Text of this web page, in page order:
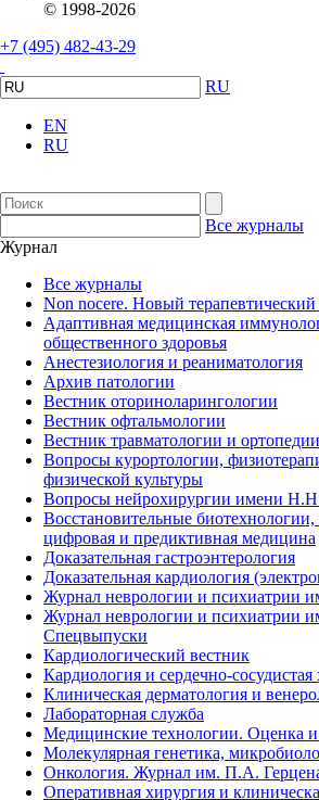
© 1998-2026
+7 (495) 482-43-29
RU
EN
RU
Все журналы
Журнал
Все журналы
Non nocere. Новый
Адаптивная медицинская
общественного здоровья
Анестезиология и реаниматология
Архив патологии
Вестник оториноларингологии
Вестник офтальмологии
Вестник травматологии и
Вопросы курортологии,
физической культуры
Вопросы нейрохирургии имени
Восстановительные биотехнологии,
цифровая и предиктивная медицина
Доказательная гастроэнтерология
Доказательная кардиология
Журнал неврологии и психиатрии
Журнал неврологии и психиатрии
Спецвыпуски
Кардиологический вестник
Кардиология и сердечно-сосудистая
Клиническая дерматология и
Лабораторная служба
Медицинские технологии. Оценка
Молекулярная генетика,
Онкология. Журнал им. П.А.
Оперативная хирургия и